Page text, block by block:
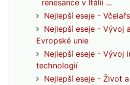
renesance v Itálii ...
Nejlepší eseje -
Nejlepší eseje - Vývoj
Evropské unie
Nejlepší eseje - Vývoj
technologií
Nejlepší eseje - Život